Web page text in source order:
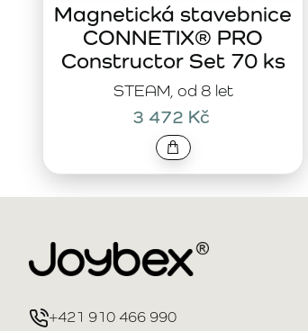
STEAM, od 8 let
Magnetická stavebnice
CONNETIX® PRO
Constructor Set 70 ks
3 472 Kč
+421 910 466 990